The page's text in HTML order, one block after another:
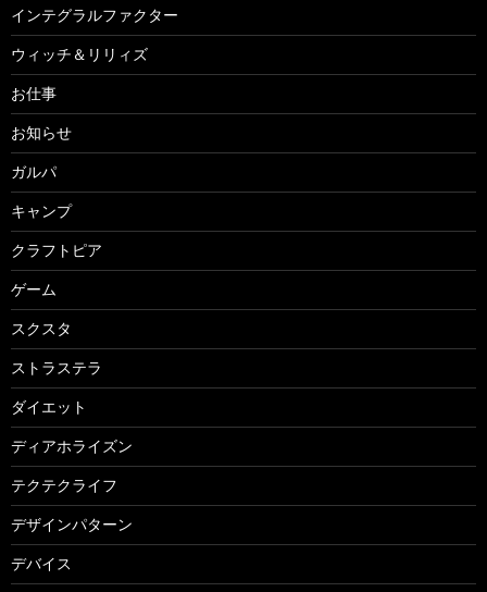
インテグラルファクター
ウィッチ＆リリィズ
お仕事
お知らせ
ガルパ
キャンプ
クラフトピア
ゲーム
スクスタ
ストラステラ
ダイエット
ディアホライズン
テクテクライフ
デザインパターン
デバイス